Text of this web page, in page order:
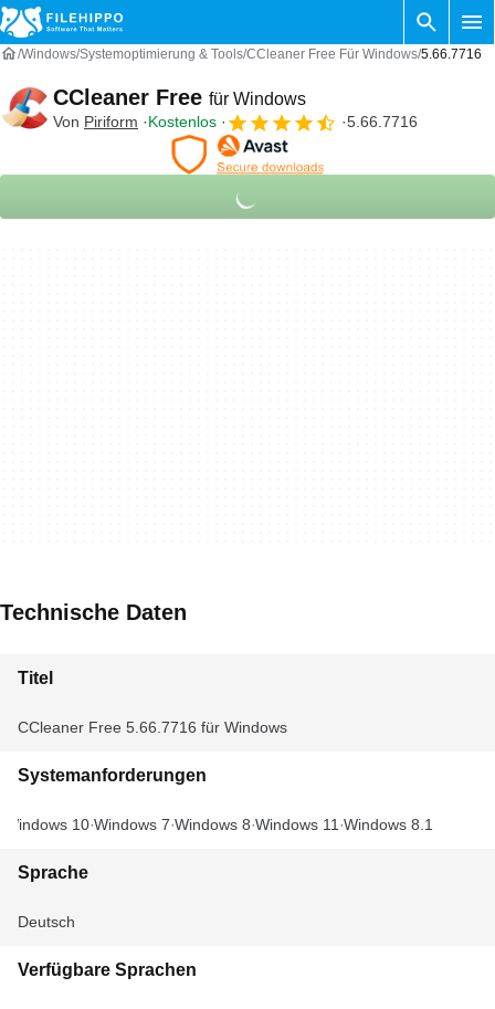
Windows Systemoptimierung & Tools CCleaner Free Für Windows 5.66.7716
CCleaner Free für Windows
Von Piriform Kostenlos 5.66.7716
Technische Daten
Titel
CCleaner Free 5.66.7716 für Windows
Systemanforderungen
Windows 10 Windows 7 Windows 8 Windows 11 Windows 8.1
Sprache
Deutsch
Verfügbare Sprachen